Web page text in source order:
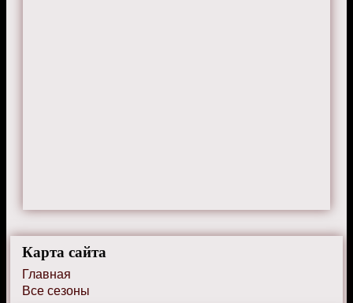
Карта сайта
Главная
Все сезоны